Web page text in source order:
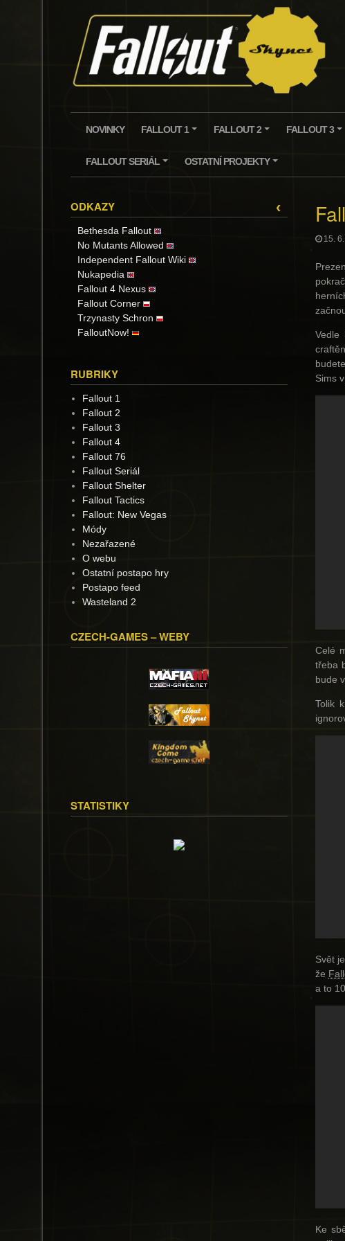
NOVINKY FALLOUT 1 FALLOUT 2 FALLOUT 3
+
FALLOUT SERIÁL
+
OSTATNÍ PROJEKTY
15.
Vedle
Sims
Celé
třeba
bude
Tolik
Svět
že
a to
Ke
‹
ODKAZY
Bethesda Fallout
No Mutants Allowed
Independent Fallout Wiki
Nukapedia
Fallout 4 Nexus
Fallout Corner
Trzynasty Schron
FalloutNow!
RUBRIKY
Fallout 1
Fallout 2
Fallout 3
Fallout 4
Fallout 76
Fallout Seriál
Fallout Shelter
Fallout Tactics
Fallout: New Vegas
Módy
Nezařazené
O webu
Ostatní postapo hry
Postapo feed
Wasteland 2
CZECH-GAMES – WEBY
STATISTIKY